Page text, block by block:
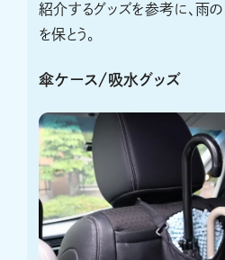
紹介するグッズを参考に、雨
を保とう。
傘ケース/吸水グッズ